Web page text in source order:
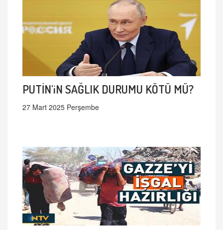
PUTİN'iN SAĞLIK DURUMU KÖTÜ MÜ?
27 Mart 2025 Perşembe